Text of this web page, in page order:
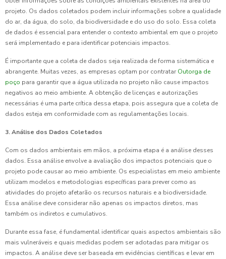
projeto. Os dados coletados podem incluir informações sobre a qualidade
do ar, da água, do solo, da biodiversidade e do uso do solo. Essa coleta
de dados é essencial para entender o contexto ambiental em que o projeto
será implementado e para identificar potenciais impactos.
É importante que a coleta de dados seja realizada de forma sistemática e
abrangente. Muitas vezes, as empresas optam por contratar Outorga de
poço para garantir que a água utilizada no projeto não cause impactos
negativos ao meio ambiente. A obtenção de licenças e autorizações
necessárias é uma parte crítica dessa etapa, pois assegura que a coleta de
dados esteja em conformidade com as regulamentações locais.
3. Análise dos Dados Coletados
Com os dados ambientais em mãos, a próxima etapa é a análise desses
dados. Essa análise envolve a avaliação dos impactos potenciais que o
projeto pode causar ao meio ambiente. Os especialistas em meio ambiente
utilizam modelos e metodologias específicas para prever como as
atividades do projeto afetarão os recursos naturais e a biodiversidade.
Essa análise deve considerar não apenas os impactos diretos, mas
também os indiretos e cumulativos.
Durante essa fase, é fundamental identificar quais aspectos ambientais são
mais vulneráveis e quais medidas podem ser adotadas para mitigar os
impactos. A análise deve ser baseada em evidências científicas e levar em